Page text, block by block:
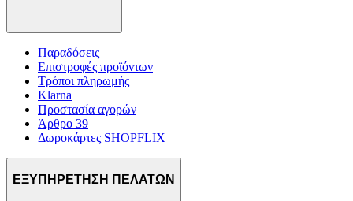
Παραδόσεις
Επιστροφές προϊόντων
Τρόποι πληρωμής
Klarna
Προστασία αγορών
Άρθρο 39
Δωροκάρτες SHOPFLIX
ΕΞΥΠΗΡΕΤΗΣΗ ΠΕΛΑΤΩΝ